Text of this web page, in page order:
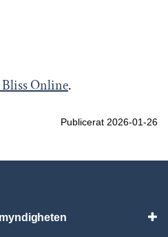
Online.
Publicerat 2026-01-26